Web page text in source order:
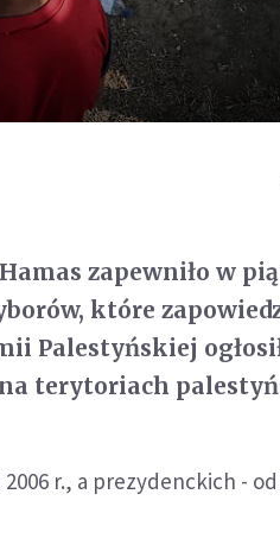
zapewniło w
które
Palestyńskiej
terytoriach
r., a prezydenckich - od